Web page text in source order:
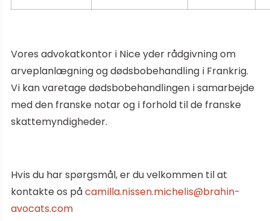
Vores advokatkontor i Nice yder rådgivning om
arveplanlægning og dødsbobehandling i Frankrig.
Vi kan varetage dødsbobehandlingen i samarbejde
med den franske notar og i forhold til de franske
skattemyndigheder.
Hvis du har spørgsmål, er du velkommen til at
kontakte os påcamilla.nissen.michelis@brahin-
avocats.com